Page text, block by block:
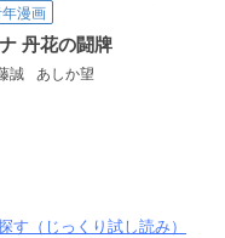
漫画
丹花の闘牌
誠 あしか望
す（じっくり試し読み）